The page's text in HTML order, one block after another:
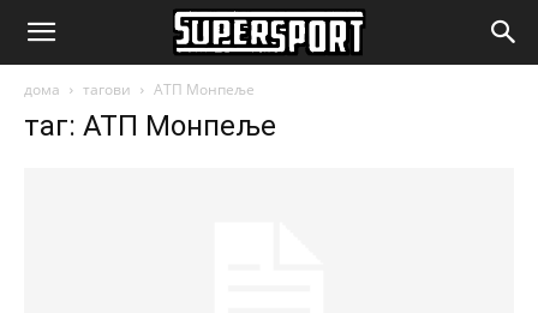
SuperSport.mk
дома тагови АТП Монпеље
таг: АТП Монпеље